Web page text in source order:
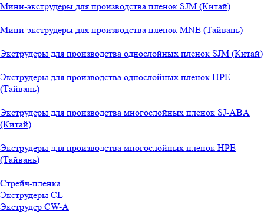
Мини-экструдеры для производства пленок SJM (Китай)
Мини-экструдеры для производства пленок MNE (Тайвань)
Экструдеры для производства однослойных пленок SJM (Китай)
Экструдеры для производства однослойных пленок HPE
(Тайвань)
Экструдеры для производства многослойных пленок SJ-ABA
(Китай)
Экструдеры для производства многослойных пленок HPE
(Тайвань)
Стрейч-пленка
Экструдеры CL
Экструдер CW-A